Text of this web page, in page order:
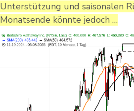
Unterstützung und saisonalen
Monatsende könnte jedoch …